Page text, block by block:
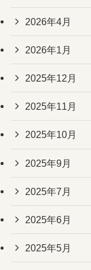
2026年4月
2026年1月
2025年12月
2025年11月
2025年10月
2025年9月
2025年7月
2025年6月
2025年5月